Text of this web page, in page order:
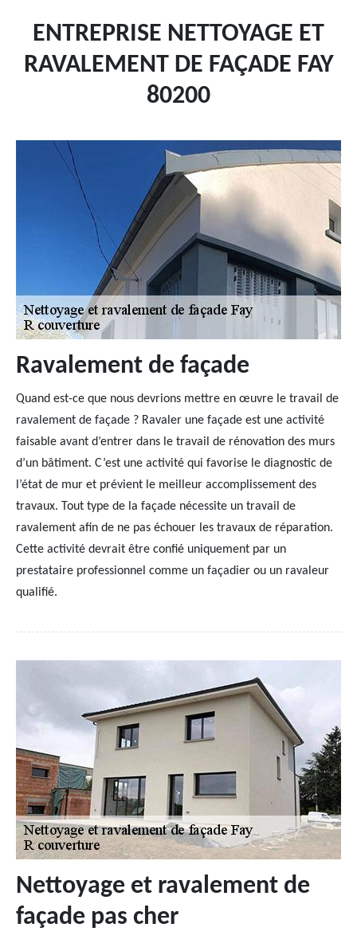
ENTREPRISE NETTOYAGE ET
RAVALEMENT DE FAÇADE FAY
80200
Ravalement de façade
Quand est-ce que nous devrions mettre en œuvre le travail de
ravalement de façade ? Ravaler une façade est une activité
faisable avant d’entrer dans le travail de rénovation des murs
d’un bâtiment. C’est une activité qui favorise le diagnostic de
l’état de mur et prévient le meilleur accomplissement des
travaux. Tout type de la façade nécessite un travail de
ravalement afin de ne pas échouer les travaux de réparation.
Cette activité devrait être confié uniquement par un
prestataire professionnel comme un façadier ou un ravaleur
qualifié.
Nettoyage et ravalement de
façade pas cher